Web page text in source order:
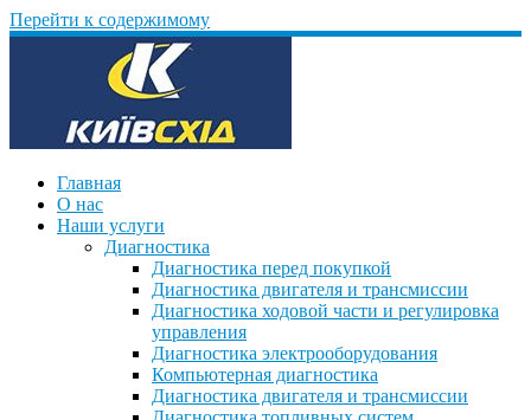
Перейти к содержимому
Главная
О нас
Наши услуги
Диагностика
Диагностика перед покупкой
Диагностика двигателя и трансмиссии
Диагностика ходовой части и регулировка
управления
Диагностика электрооборудования
Компьютерная диагностика
Диагностика двигателя и трансмиссии